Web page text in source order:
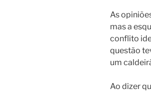
As
mas a
conflito
questão
um
Ao dizer